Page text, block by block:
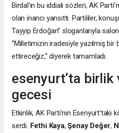
Birdal’ın bu iddialı sözleri, AK
olan inancı yansıttı. Partililer,
Tayyip Erdoğan” sloganlarıyla
“Milletimizin iradesiyle yazılmış bir
ettireceğiz,” diyerek tamamladı.
esenyurt’ta birlik
gecesi
Etkinlik, AK Parti’nin
serdi. Fethi Kaya,Şenay Değer,